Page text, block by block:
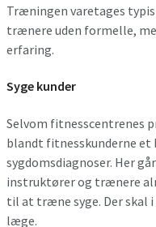
Træningen varetages
trænere uden formelle,
erfaring.
Syge kunder
Selvom fitnesscentrenes
blandt fitnesskunderne et
sygdomsdiagnoser. Her
instruktører og trænere
til at træne syge. Der skal
læge.